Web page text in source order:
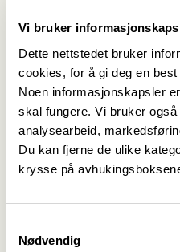
Vi bruker
Dette nettstedet bruker
cookies, for å gi deg en
Noen informasjonskapsler
skal fungere. Vi bruker
analysearbeid,
Du kan fjerne de ulike
krysse på
Nødvendig
Medlemskap ->
Lønn og tariff ->
Kontakt oss ->
For tillitsvalgte